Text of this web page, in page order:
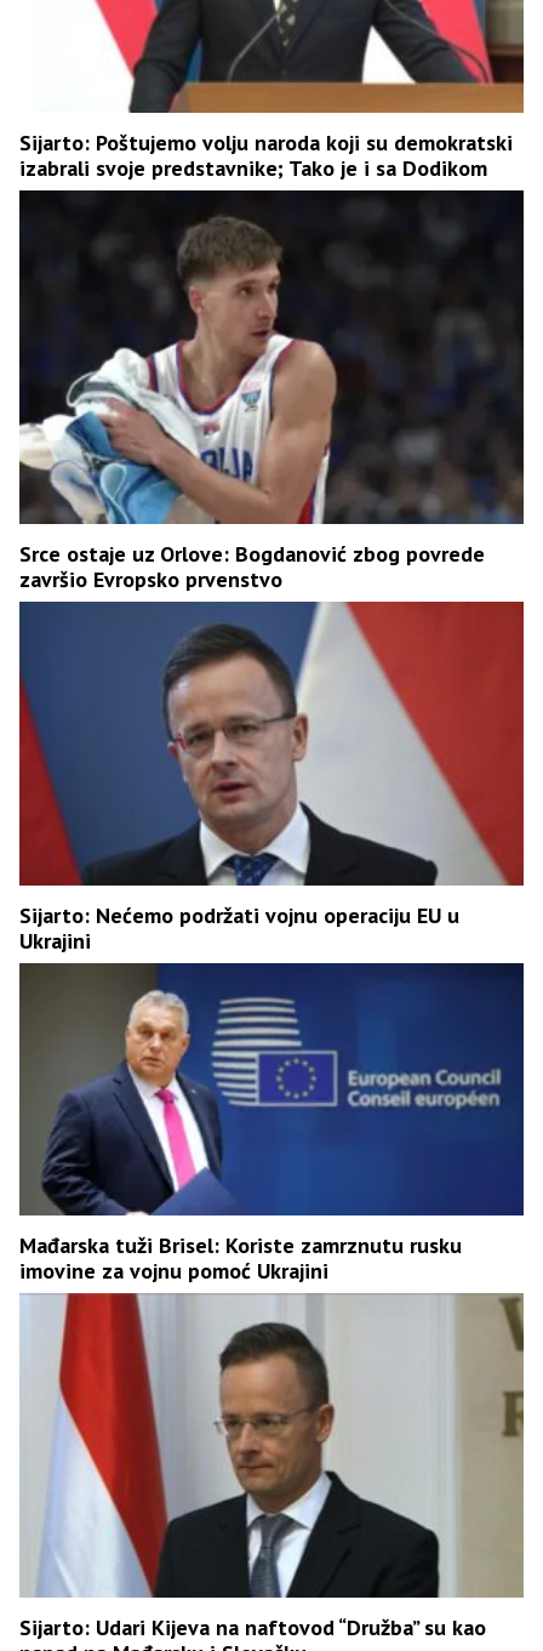
Sijarto: Poštujemo volju naroda koji su demokratski
izabrali svoje predstavnike; Tako je i sa Dodikom
Srce ostaje uz Orlove: Bogdanović zbog povrede
završio Evropsko prvenstvo
Sijarto: Nećemo podržati vojnu operaciju EU u
Ukrajini
Mađarska tuži Brisel: Koriste zamrznutu rusku
imovine za vojnu pomoć Ukrajini
Sijarto: Udari Kijeva na naftovod “Družba” su kao